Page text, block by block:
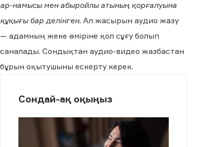
ар-намысы мен абыройлы атының қорғалуына
құқығы бар делінген. Ал жасырын аудио жазу
— адамның жеке өміріне қол сұғу болып
саналады. Сондықтан аудио-видео жазбастан
бұрын оқытушыны ескерту керек.
Сондай-ақ оқыңыз